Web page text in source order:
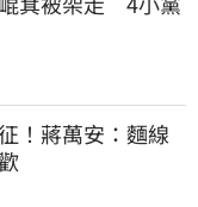
！蔣萬安：麵線